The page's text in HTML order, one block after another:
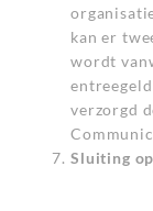
kan er
wordt
verzorgd
Sluiting